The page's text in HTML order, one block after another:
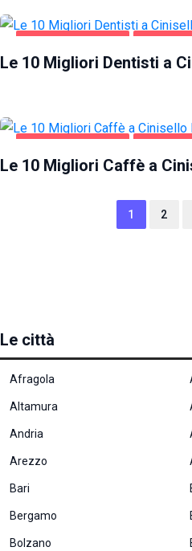
CINISELLO BALSAMO SALUTE E
Le 10 Migliori Dentisti a
CINISELLO BALSAMO
Le 10 Migliori Caffè a
1 2
Le città
Afragola
Altamura
Andria
Arezzo
Bari
Bergamo
Bolzano
Necessari
non sono
Sono
necessari per il